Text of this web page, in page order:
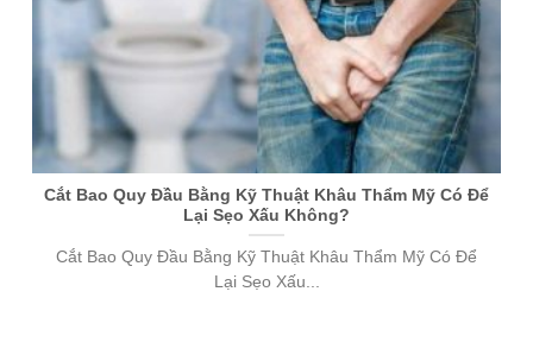
Cắt Bao Quy Đầu Bằng Kỹ Thuật Khâu Thẩm Mỹ Có Để
Lại Sẹo Xấu Không?
Cắt Bao Quy Đầu Bằng Kỹ Thuật Khâu Thẩm Mỹ Có Để
Lại Sẹo Xấu...